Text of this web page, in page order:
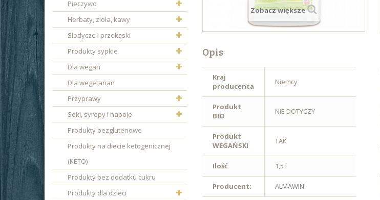
Pieczywo
Herbaty, zioła, kawy
Słodycze i przekąski
Produkty sypkie
Dla wegan
Dla wegetarian
Przyprawy
Soki, syropy i napoje
Produkty bezglutenowe
Produkty na diecie ketogenicznej
(KETO)
Produkty bez dodatku cukru
Produkty dla dzieci
Zobacz większe
Opis
Kraj
producenta
Niemcy
Produkt
BIO
NIE DOTYCZY
Produkt
WEGAŃSKI
TAK
Ilość 1,5 l
Producent: ALMAWIN